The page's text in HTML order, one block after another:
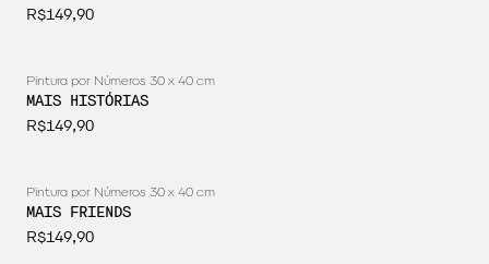
R$149,90
Pintura por Números 30 x 40 cm
MAIS HISTÓRIAS
R$149,90
Pintura por Números 30 x 40 cm
MAIS FRIENDS
R$149,90